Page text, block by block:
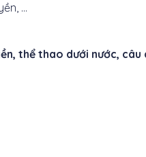
…
thể thao dưới nước,